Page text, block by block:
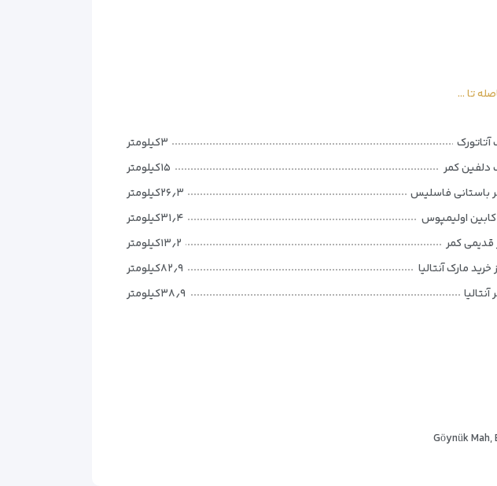
تا ...
آتاتورک
۳کیلومتر
دلفین کمر
۱۵کیلومتر
باستانی فاسلیس
۲۶٫۳کیلومتر
اولیمپوس
۳۱٫۴کیلومتر
قدیمی کمر
۱۳٫۲کیلومتر
خرید مارک آنتالیا
۸۲٫۹کیلومتر
۳۸٫۹کیلومتر
Göynük